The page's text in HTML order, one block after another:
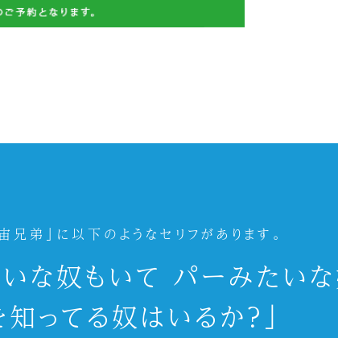
弟」に以下のようなセリフがあります。
な奴もいて パーみたい
ってる奴はいるか？」